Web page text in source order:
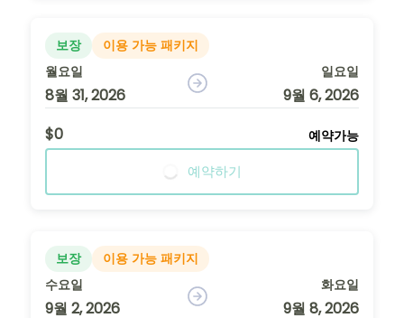
보장
이용 가능 패키지
월요일
8월 31, 2026
일요일
9월 6, 2026
$0
예약가능
예약하기
보장
이용 가능 패키지
수요일
9월 2, 2026
화요일
9월 8, 2026